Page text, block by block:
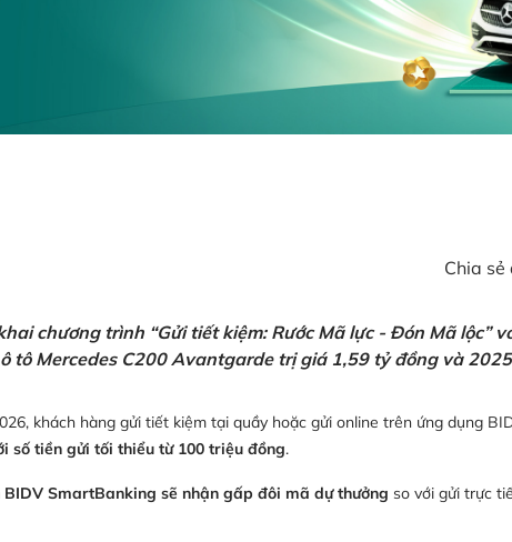
Chia sẻ
chương trình “Gửi tiết kiệm: Rước Mã lực - Đón Mã lộc”
tô Mercedes C200 Avantgarde trị giá 1,59 tỷ đồng và
khách hàng gửi tiết kiệm tại quầy hoặc gửi online trên ứng dụng
số tiền gửi tối thiểu từ 100 triệu đồng.
SmartBanking sẽ nhận gấp đôi mã dự thưởng so với gửi trực